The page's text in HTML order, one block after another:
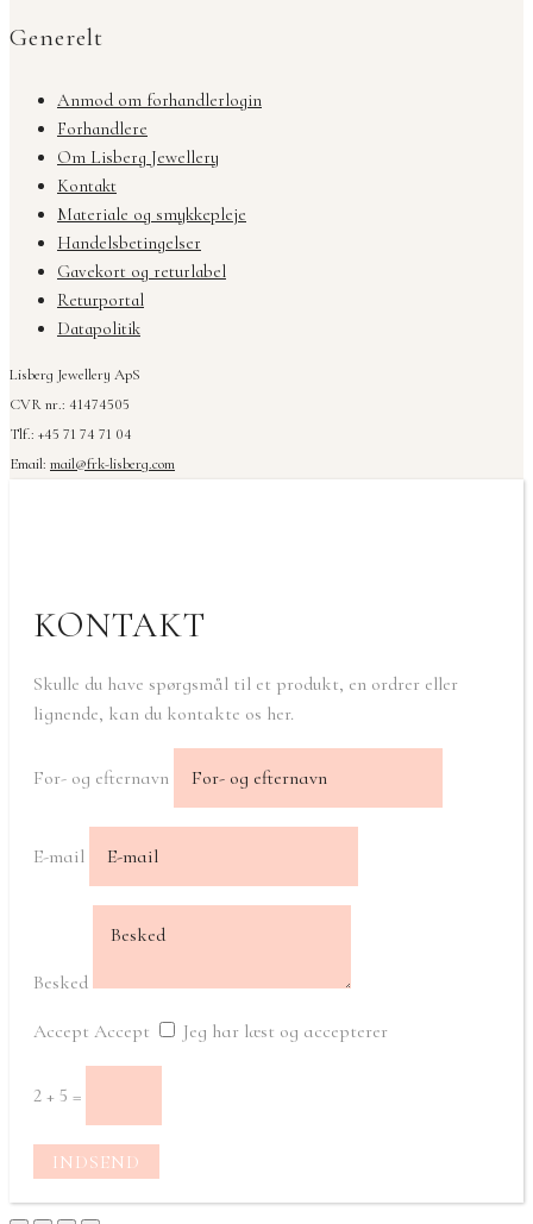
Generelt
Anmod om forhandlerlogin
Forhandlere
Om Lisberg Jewellery
Kontakt
Materiale og smykkepleje
Handelsbetingelser
Gavekort og returlabel
Returportal
Datapolitik
Lisberg Jewellery ApS
CVR nr.: 41474505
Tlf.: +45 71 74 71 04
Email: mail@frk-lisberg.com
KONTAKT
Skulle du have spørgsmål til et produkt, en ordrer eller
lignende, kan du kontakte os her.
For- og efternavn
E-mail
Besked
Accept Accept Jeg har læst og accepterer
2 + 5 =
INDSEND